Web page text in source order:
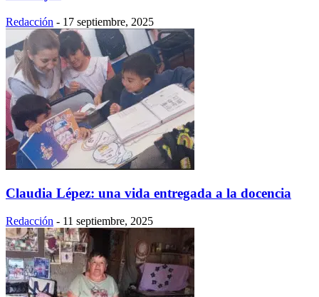
Redacción - 17 septiembre, 2025
Claudia Lépez: una vida entregada a la docencia
Redacción - 11 septiembre, 2025